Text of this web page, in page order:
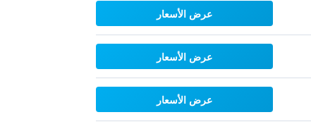
عرض الأسعار
عرض الأسعار
عرض الأسعار